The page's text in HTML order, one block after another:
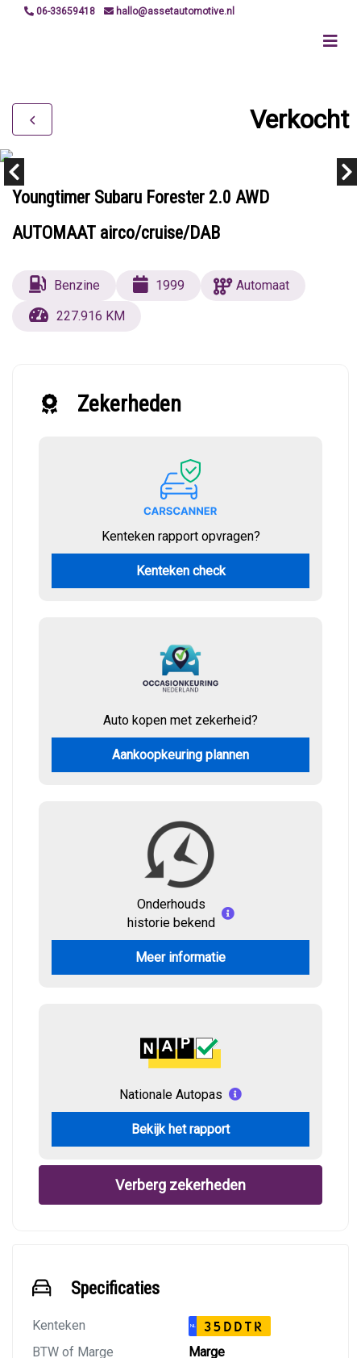
06-33659418 hallo@assetautomotive.nl
Verkocht
Youngtimer Subaru Forester 2.0 AWD
AUTOMAAT airco/cruise/DAB
Benzine 1999
Automaat
227.916 KM
Zekerheden
Kenteken rapport opvragen?
Kenteken check
Auto kopen met zekerheid?
Aankoopkeuring plannen
Onderhouds
historie bekend
Meer informatie
Nationale Autopas
Bekijk het rapport
Verberg zekerheden
Specificaties
Kenteken NL 35DDTR
BTW of Marge
Marge